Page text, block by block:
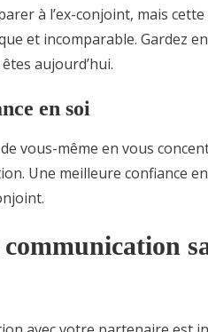
à l’ex-conjoint, mais
et incomparable. Gardez
aujourd’hui.
en soi
vous-même en vous
Une meilleure confiance